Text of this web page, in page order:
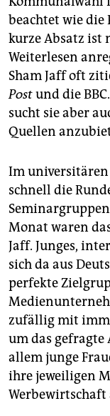
beachtet wie die
kurze Absatz
Weiterlesen
Sham Jaff oft
Postund die
sucht sie aber
Quellen
Im
schnell die
Monat waren
Jaff. Junges,
sich da aus
perfekte
zufällig mit
um das
allem junge
ihre jeweiligen